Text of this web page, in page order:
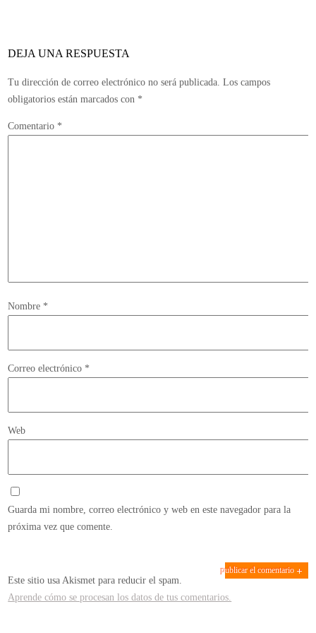
DEJA UNA RESPUESTA
Tu dirección de correo electrónico no será publicada. Los campos
obligatorios están marcados con *
Comentario *
Nombre *
Correo electrónico *
Web
Guarda mi nombre, correo electrónico y web en este navegador para la
próxima vez que comente.
Este sitio usa Akismet para reducir el spam.
Aprende cómo se procesan los datos de tus comentarios.